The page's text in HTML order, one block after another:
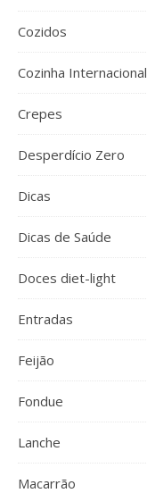
Cozidos
Cozinha Internacional
Crepes
Desperdício Zero
Dicas
Dicas de Saúde
Doces diet-light
Entradas
Feijão
Fondue
Lanche
Macarrão